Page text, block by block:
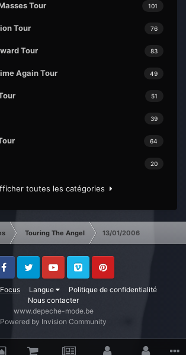
101
Tour
76
Tour
83
Tour
49
Again Tour
51
39
64
20
toutes les catégories
Touring The Angel 13/01/2006
Langue
Politique de confidentialité
Nous contacter
Twitter Youtube Vimeo Pinterest
www.depeche-mode.be
Powered by Invision Community